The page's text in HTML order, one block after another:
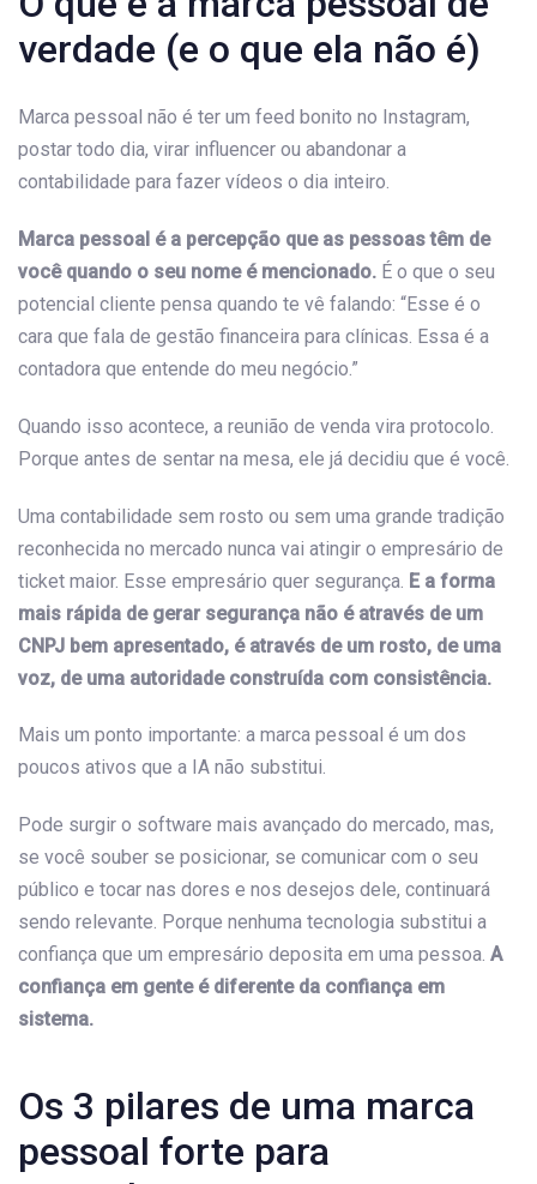
verdade (e o que ela não é)
Marca pessoal não é ter um feed bonito no Instagram,
postar todo dia, virar influencer ou abandonar a
contabilidade para fazer vídeos o dia inteiro.
Marca pessoal é a percepção que as pessoas têm de
você quando o seu nome é mencionado. É o que o seu
potencial cliente pensa quando te vê falando: “Esse é o
cara que fala de gestão financeira para clínicas. Essa é a
contadora que entende do meu negócio.”
Quando isso acontece, a reunião de venda vira protocolo.
Porque antes de sentar na mesa, ele já decidiu que é você.
Uma contabilidade sem rosto ou sem uma grande tradição
reconhecida no mercado nunca vai atingir o empresário de
ticket maior. Esse empresário quer segurança. E a forma
mais rápida de gerar segurança não é através de um
CNPJ bem apresentado, é através de um rosto, de uma
voz, de uma autoridade construída com consistência.
Mais um ponto importante: a marca pessoal é um dos
poucos ativos que a IA não substitui.
Pode surgir o software mais avançado do mercado, mas,
se você souber se posicionar, se comunicar com o seu
público e tocar nas dores e nos desejos dele, continuará
sendo relevante. Porque nenhuma tecnologia substitui a
confiança que um empresário deposita em uma pessoa. A
confiança em gente é diferente da confiança em
sistema.
Os 3 pilares de uma marca
pessoal forte para